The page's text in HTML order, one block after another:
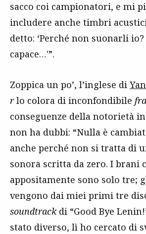
sacco coi campionatori, e mi
includere anche timbri
detto: ‘Perché non suonarli
capace…'”.
Zoppica un po’, l’inglese di
rlo colora di inconfondibile
conseguenze della notorietà
non ha dubbi: “Nulla è
anche perché non si tratta di
sonora scritta da zero. I brani
appositamente sono solo tre;
vengono dai miei primi tre
soundtrackdi “Good Bye
stato diverso, lì ho cercato di